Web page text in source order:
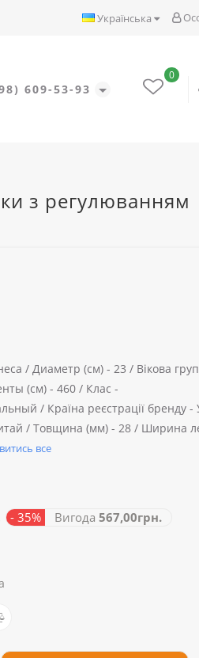
Українська
609-53-93
0
з регулюванням
/ Диаметр (см) - 23 / Вікова
(см) - 460 / Клас -
/ Країна реєстрації бренду -
/ Товщина (мм) - 28 / Ширина
все
- 35% Вигода 567,00грн.